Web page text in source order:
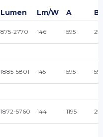
Lumen Lm/W A B
875-2770 146 595
1885-5801 145 595 595
1872-5760 144 1195